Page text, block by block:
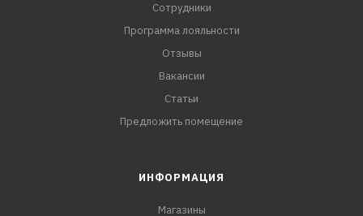
Сотрудники
Программа лояльности
Отзывы
Вакансии
Статьи
Предложить помещение
ИНФОРМАЦИЯ
Магазины